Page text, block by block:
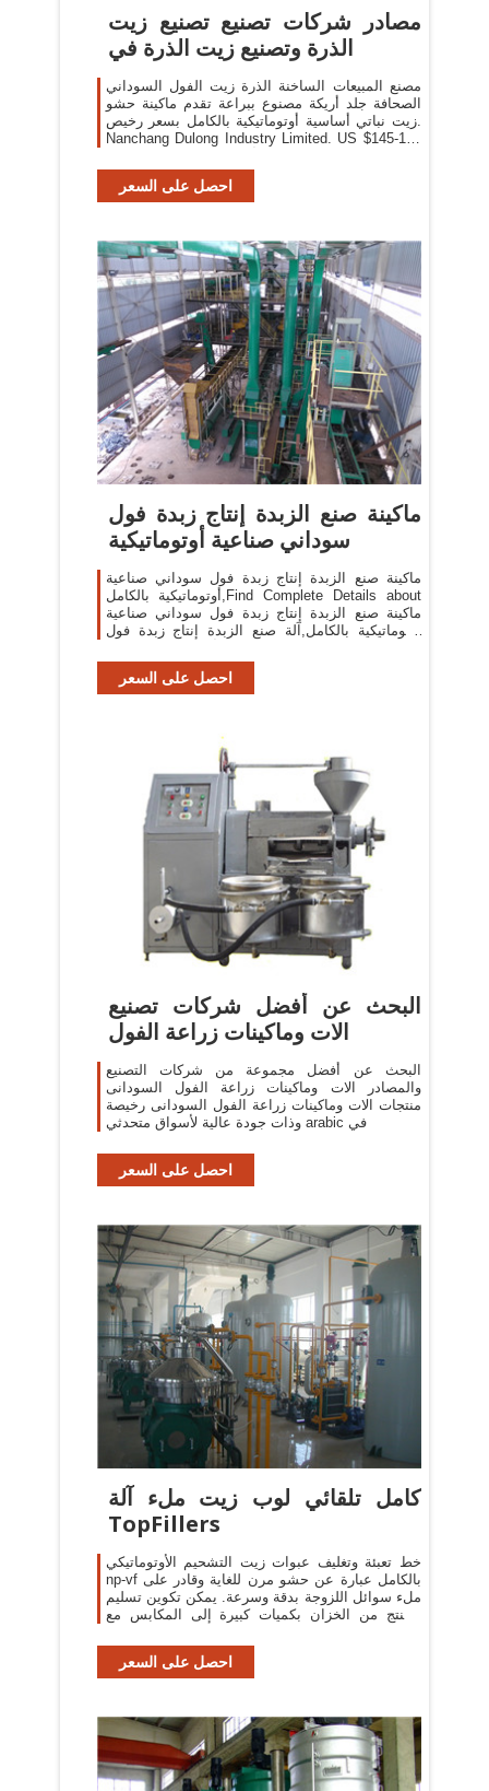
مصادر شركات تصنيع تصنيع زيت
الذرة وتصنيع زيت الذرة في
مصنع المبيعات الساخنة الذرة زيت الفول السوداني
الصحافة جلد أريكة مصنوع ببراعة تقدم ماكينة حشو
زيت نباتي أساسية أوتوماتيكية بالكامل بسعر رخيص.
Nanchang Dulong Industry Limited. US $145-195
بالمورد
احصل على السعر
ماكينة صنع الزبدة إنتاج زبدة فول
سوداني صناعية أوتوماتيكية
ماكينة صنع الزبدة إنتاج زبدة فول سوداني صناعية
أوتوماتيكية بالكامل,Find Complete Details about
ماكينة صنع الزبدة إنتاج زبدة فول سوداني صناعية
أوتوماتيكية بالكامل,آلة صنع الزبدة إنتاج زبدة فول
احصل على السعر
البحث عن أفضل شركات تصنيع
الات وماكينات زراعة الفول
البحث عن أفضل مجموعة من شركات التصنيع
والمصادر الات وماكينات زراعة الفول السودانى
منتجات الات وماكينات زراعة الفول السودانى رخيصة
وذات جودة عالية لأسواق متحدثي arabic في
احصل على السعر
كامل تلقائي لوب زيت ملء آلة
TopFillers
خط تعبئة وتغليف عبوات زيت التشحيم الأوتوماتيكي
np-vf بالكامل عبارة عن حشو مرن للغاية وقادر على
ملء سوائل اللزوجة بدقة وسرعة. يمكن تكوين تسليم
المنتج من الخزان بكميات كبيرة إلى المكابس مع
احصل على السعر